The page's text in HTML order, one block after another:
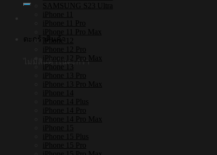
ตะกร้าสินค้า
ไม่มีสินค้าในตะกร้า
SAMSUNG S23 Ultra
iPhone 11
iPhone 11 Pro
iPhone 11 Pro Max
iPhone 12
iPhone 12 Pro
iPhone 12 Pro Max
iPhone 13
iPhone 13 Pro
iPhone 13 Pro Max
iPhone 14
iPhone 14 Plus
iPhone 14 Pro
iPhone 14 Pro Max
iPhone 15
iPhone 15 Plus
iPhone 15 Pro